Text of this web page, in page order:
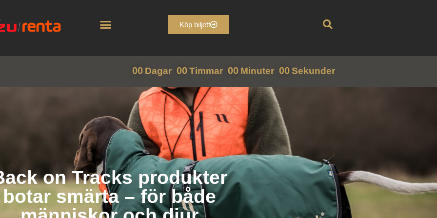
Köp biljett
00 Dagar 00Timmar 00 Minuter 00Sekunder
on Tracks produkter
botar smärta – för både